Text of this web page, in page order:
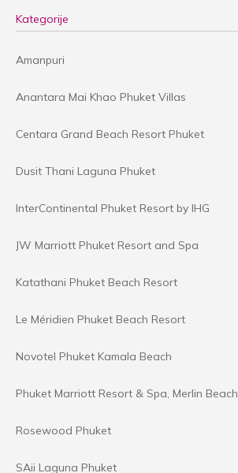
Kategorije
Amanpuri
Anantara Mai Khao Phuket Villas
Centara Grand Beach Resort Phuket
Dusit Thani Laguna Phuket
InterContinental Phuket Resort by IHG
JW Marriott Phuket Resort and Spa
Katathani Phuket Beach Resort
Le Méridien Phuket Beach Resort
Novotel Phuket Kamala Beach
Phuket Marriott Resort & Spa, Merlin Beach
Rosewood Phuket
SAii Laguna Phuket